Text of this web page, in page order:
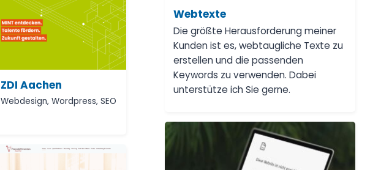
ZDI Aachen
Webdesign,Wordpress,SEO
Webtexte
Die größte Herausforderung meiner
Kunden ist es, webtaugliche Texte zu
erstellen und die passenden
Keywords zu verwenden. Dabei
unterstütze ich Sie gerne.